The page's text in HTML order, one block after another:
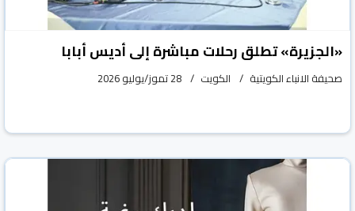
«الجزيرة» تطلق رحلات مباشرة إلى أديس أبابا
صحيفة الانباء الكويتية الكويت 28 تموز/يوليو 2026